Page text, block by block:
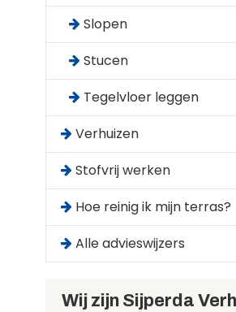
Slopen
Stucen
Tegelvloer leggen
Verhuizen
Stofvrij werken
Hoe reinig ik mijn terras?
Alle advieswijzers
Wij zijn Sijperda